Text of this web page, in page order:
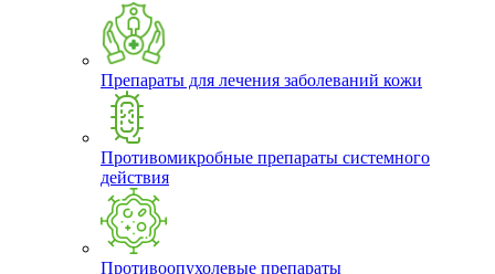
Препараты для лечения заболеваний кожи
Противомикробные препараты системного
действия
Противоопухолевые препараты